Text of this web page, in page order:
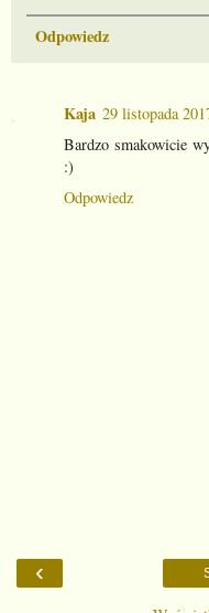
Odpowiedz
Kaja 29 listopada
Bardzo smakowicie
:)
Odpowiedz
‹